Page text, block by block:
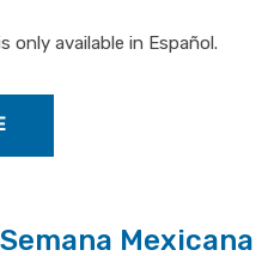
only available in Español.
Mexicana